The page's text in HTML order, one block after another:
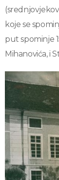
koje se
put spominje
Mihanovića, i